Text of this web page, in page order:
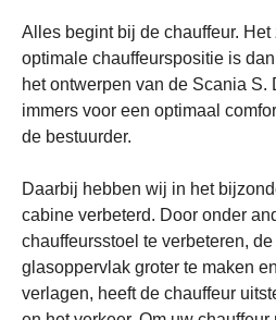
Alles begint bij de chauffeur. Het
optimale chauffeurspositie is
het ontwerpen van de Scania S.
immers voor een optimaal
de bestuurder.
Daarbij hebben wij in het
cabine verbeterd. Door onder
chauffeursstoel te verbeteren,
glasoppervlak groter te maken
verlagen, heeft de chauffeur